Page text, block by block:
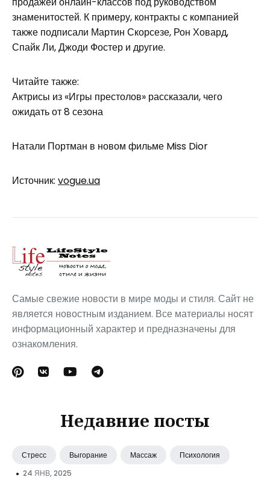
знаменитостей. К примеру, контракты с компанией
также подписали Мартин Скорсезе, Рон Ховард,
Спайк Ли, Джоди Фостер и другие.
Читайте также:
Актрисы из «Игры престолов» рассказали, чего
ожидать от 8 сезона
Натали Портман в новом фильме Miss Dior
Источник: vogue.ua
Самые свежие новости в мире моды и стиля. Сайт не
является новостным изданием. Все материалы носят
информационный характер и предназначены для
ознакомления.
Недавние посты
Стресс Выгорание Массаж Психология
• 24 ЯНВ, 2025